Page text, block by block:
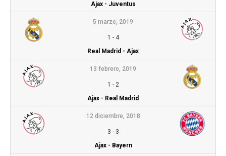
Ajax - Juventus
5 marzo, 2019
1 - 4
Real Madrid - Ajax
13 febrero, 2019
1 - 2
Ajax - Real Madrid
12 diciembre, 2018
3 - 3
Ajax - Bayern